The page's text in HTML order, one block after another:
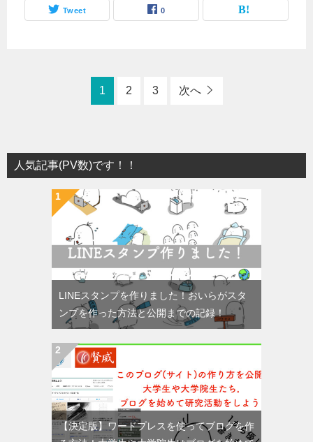
Tweet 0
1 2 3 次へ
人気記事(PV数)です！！
LINEスタンプを作りました！おいらがスタ
ンプを作った方法と公開までの記録！
【決定版】ワードプレスを使ってブログを作